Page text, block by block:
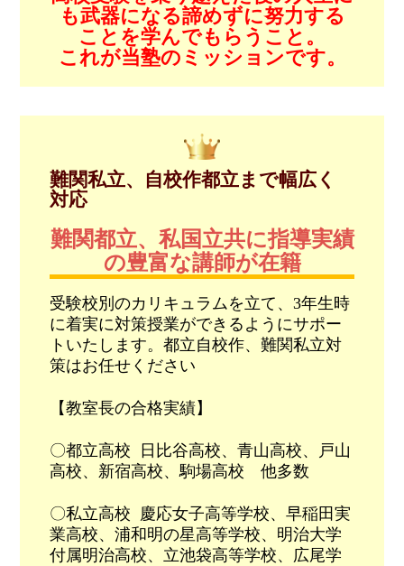
も武器になる諦めずに努力する
ことを学んでもらうこと。
これが当塾のミッションです。
難関私立、自校作都立まで幅広く
対応
難関都立、私国立共に指導実績
の豊富な講師が在籍
受験校別のカリキュラムを立て、3年生時
に着実に対策授業ができるようにサポー
トいたします。都立自校作、難関私立対
策はお任せください
【教室長の合格実績】
〇都立高校 日比谷高校、青山高校、戸山
高校、新宿高校、駒場高校 他多数
〇私立高校 慶応女子高等学校、早稲田実
業高校、浦和明の星高等学校、明治大学
付属明治高校、立池袋高等学校、広尾学